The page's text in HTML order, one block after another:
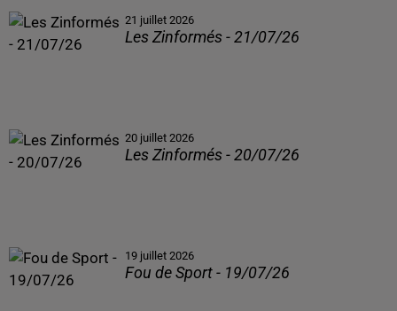
21 juillet 2026
Les Zinformés - 21/07/26
20 juillet 2026
Les Zinformés - 20/07/26
19 juillet 2026
Fou de Sport - 19/07/26